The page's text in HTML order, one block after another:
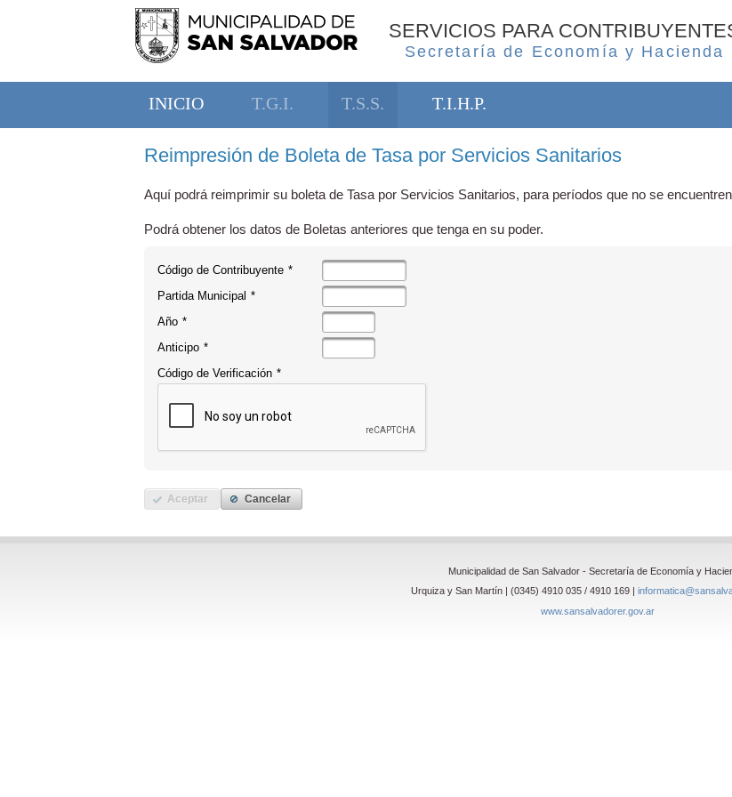
SERVICIOS PARA
Secretaría de Economía y Hacienda
INICIO T.G.I. T.S.S. T.I.H.P.
Reimpresión de Boleta de Tasa por Servicios Sanitarios
Aquí podrá reimprimir su boleta de Tasa por Servicios Sanitarios, para períodos que no se
Podrá obtener los datos de Boletas anteriores que tenga en su poder.
Código de Contribuyente *
Partida Municipal *
Año *
Anticipo *
Código de Verificación *
Aceptar Cancelar
Municipalidad de San Salvador - Secretaría de Economía y
Urquiza y San Martín | (0345) 4910 035 / 4910 169 |
www.sansalvadorer.gov.ar